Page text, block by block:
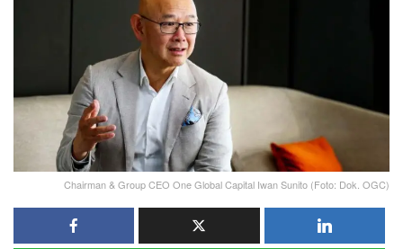
Chairman & Group CEO One Global Capital Iwan Sunito (Foto: Dok. OGC)